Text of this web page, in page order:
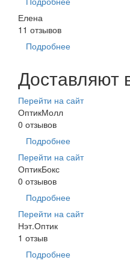
Елена
11 отзывов
Подробнее
Доставляют
Перейти на сайт
ОптикМолл
0 отзывов
Подробнее
Перейти на сайт
ОптикБокс
0 отзывов
Подробнее
Перейти на сайт
Нэт.Оптик
1 отзыв
Подробнее